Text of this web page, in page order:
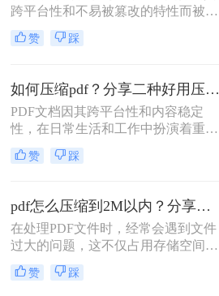
跨平台性和不易被篡改的特性而被广
泛使用。然而，有时PDF文件过大，
会给传输和存储带来不便。那么pdf怎
将PDF压缩得更小的方法。
赞 踩
如何压缩pdf？分享二种好用压缩方法！
PDF文档因其跨平台性和内容稳定
性，在日常生活和工作中扮演着重要
角色。然而，有时PDF文件过大，会
影响传输速度或占用过多存储空间。
压缩PDF的方法。
赞 踩
pdf怎么压缩到2M以内？分享两种实用压缩方法！
在处理PDF文件时，经常会遇到文件
过大的问题，这不仅占用存储空间，
还影响文件的传输速度。为了满足特
定需求，将PDF文件压缩到2M以内变
赞 踩